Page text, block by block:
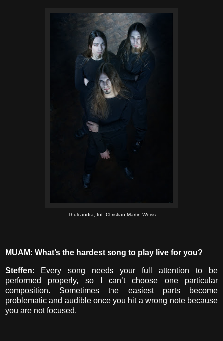
Thulcandra, fot. Christian Martin Weiss
MUAM: What’s the hardest song to play live for you?
Steffen: Every song needs your full attention to be
performed properly, so I can’t choose one particular
composition. Sometimes the easiest parts become
problematic and audible once you hit a wrong note because
you are not focused.